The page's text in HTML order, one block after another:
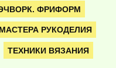
ФРИФОРМ
РУКОДЕЛИЯ
ТЕХНИКИ ВЯЗАНИЯ